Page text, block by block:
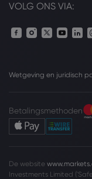
VOLG ONS VIA:
Wetgeving en juridisch
Betalingsmethoden
De website
Investments Limited